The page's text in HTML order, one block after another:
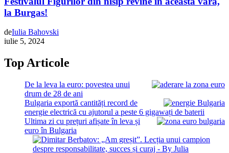
la Burgas!
deIulia Bahovski
iulie 5, 2024
Top Articole
De la leva la euro: povestea unui
drum de 28 de ani
Bulgaria exportă cantități record de
energie electrică cu ajutorul a peste 6 gigawați de baterii
Ultima zi cu prețuri afișate în leva și
euro în Bulgaria